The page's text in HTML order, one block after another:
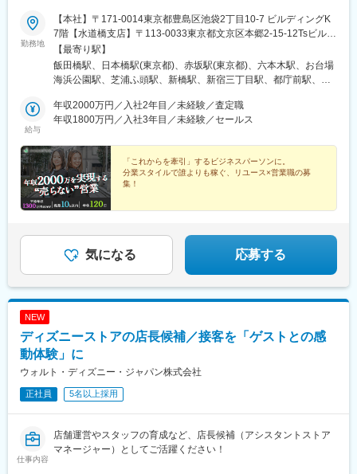
勤務地
【本社】〒171-0014東京都豊島区池袋2丁目10-7 ビルディングK
7階【水道橋支店】〒113-0033東京都文京区本郷2-15-12Tsビル
【宇都宮支店】〒321-0953栃木県宇都宮市東宿郷5丁目1-16 ルー
セントビル2階【大阪支社】〒541-0048大阪大阪市中央区瓦町3-
2-7グリーンビル4F【その他関連勤務地】・関東圏内（千葉県、埼
都府、奈良県、滋賀県、和歌山県など）※転勤はございません。※
希望を100％考慮いたします。
【最寄り駅】
飯田橋駅、日本橋駅(東京都)、赤坂駅(東京都)、六本木駅、お台場
海浜公園駅、芝浦ふ頭駅、新橋駅、新宿三丁目駅、都庁前駅、高
上駅、錦糸町駅、青海駅(東京都)、豊洲駅、有明駅(東京都)、亀戸
駅、木場駅(東京都)、天王洲アイル駅、立会川駅、大崎広小路駅、
駅、経堂駅、渋谷駅、明治神宮前駅、原宿駅、恵比寿駅、中野駅
(東京都)、荻窪駅、池袋駅、向原駅(東京都)、都電雑司ケ谷駅、赤
羽駅、南千住駅、東武練馬駅、光が丘駅、北千住駅、亀有駅、西
葛西駅、吉祥寺駅、井の頭公園駅、三鷹駅、府中競馬正門前駅、
調布駅、町田駅、南町田グランベリーパーク駅、豊田駅、国分寺
摩センター駅、京王よみうりランド駅、武蔵引田駅、新高島駅、
横浜駅、元町・中華街駅、伊勢佐木長者町駅、神奈川駅、新横浜
駅、大倉山駅(神奈川県)、新綱島駅、センター北駅、鴨居駅、たま
辻堂駅、石上駅、小田原駅、鴨宮駅、茅ケ崎駅、逗子・葉山駅、
三崎口駅、秦野駅、倉見駅、中央林間駅、伊勢原駅、海老名駅(相
模線)、相武台前駅、大雄山駅、高座渋谷駅、相模金子駅、湯河原
駅、京急鶴見駅、磯子駅、本郷台駅、鷺沼駅、古淵駅、京急久里
浜駅、湘南台駅、社家駅、大和駅(神奈川県)、厚木駅、座間駅、か
口駅、新井宿駅、蕨駅、所沢駅、越谷レイクタウン駅、草加駅、
春日部駅、一ノ割駅、上尾駅、熊谷駅、新座駅、狭山市駅、入間
給与
年収2000万円／入社2年目／未経験／査定職
年収1800万円／入社3年目／未経験／セールス
「これからを牽引」するビジネスパーソンに。
分業スタイルで誰よりも稼ぐ、リユース×営業職の募
集！
＃月平均残業10h以下
＃独立＆フリーランス化も支援
気になる 応募する
NEW
ディズニーストアの店長候補／接客を「ゲストとの感
動体験」に
ウォルト・ディズニー・ジャパン株式会社
正社員 5名以上採用
仕事内容
店舗運営やスタッフの育成など、店長候補（アシスタントストア
マネージャー）としてご活躍ください！